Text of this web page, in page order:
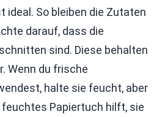
ideal. So bleiben die Zutaten
darauf, dass die
sind. Diese behalten
Wenn du frische
halte sie feucht, aber
Papiertuch hilft, sie